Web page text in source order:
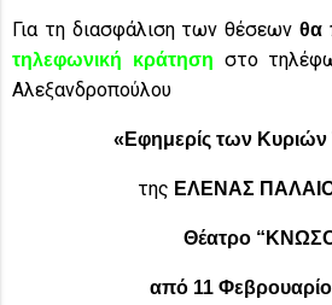
Για τη διασφάλιση των θέσεων θα
τηλεφωνική κράτηση στo
Αλεξανδροπούλου
«Εφημερίς των Κυριών
της ΕΛΕΝΑΣ
Θέατρο
από 11